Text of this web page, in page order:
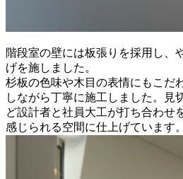
階段室の壁には板張りを採用し、
げを施しました。
杉板の色味や木目の表情にもこだ
しながら丁寧に施工しました。見
ど設計者と社員大工が打ち合わせ
感じられる空間に仕上げています。